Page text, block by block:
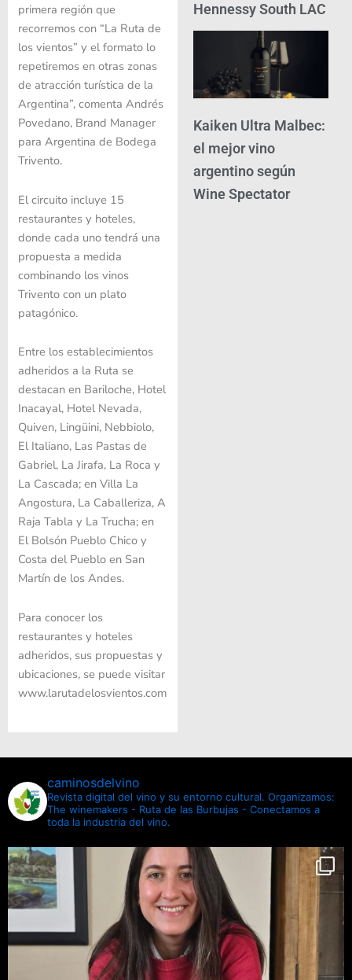
primera región que
recorremos con “La Ruta de
los vientos” y el formato lo
repetiremos en otras zonas
de atracción turística de la
Argentina”, comenta Andrés
Povedano, Brand Manager
para Argentina de Bodega
Trivento.
El circuito incluye 15
restaurantes y hoteles,
donde cada uno tendrá una
propuesta a medida
combinando los vinos
Trivento con un plato
patagónico.
Entre los establecimientos
adheridos a la Ruta se
destacan en Bariloche, Hotel
Inacayal, Hotel Nevada,
Quiven, Lingüini, Nebbiolo,
El Italiano, Las Pastas de
Gabriel, La Jirafa, La Roca y
La Cascada; en Villa La
Angostura, La Caballeriza, A
Raja Tabla y La Trucha; en
El Bolsón Pueblo Chico y
Costa del Pueblo en San
Martín de los Andes.
Para conocer los
restaurantes y hoteles
adheridos, sus propuestas y
ubicaciones, se puede visitar
www.larutadelosvientos.com
Hennessy South LAC
Kaiken Ultra Malbec:
el mejor vino
argentino según
Wine Spectator
caminosdelvino
Revista digital del vino y su entorno cultural. Organizamos:
The winemakers - Ruta de las Burbujas - Conectamos a
toda la industria del vino.